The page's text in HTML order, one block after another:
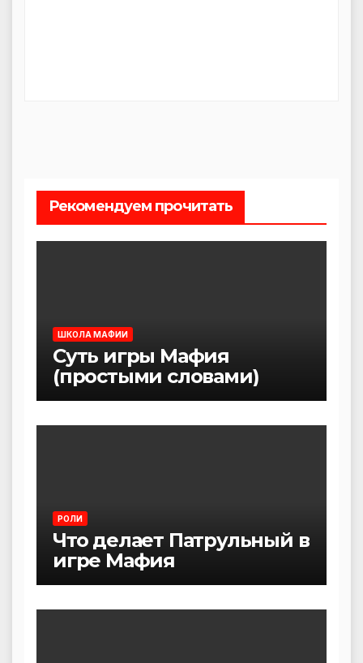
Рекомендуем прочитать
ШКОЛА МАФИИ
Суть игры Мафия
(простыми словами)
РОЛИ
Что делает Патрульный в
игре Мафия